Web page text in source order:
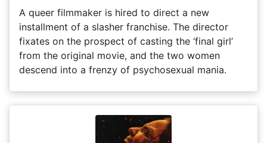
A queer filmmaker is hired to direct a new
installment of a slasher franchise. The director
fixates on the prospect of casting the ‘final girl’
from the original movie, and the two women
descend into a frenzy of psychosexual mania.